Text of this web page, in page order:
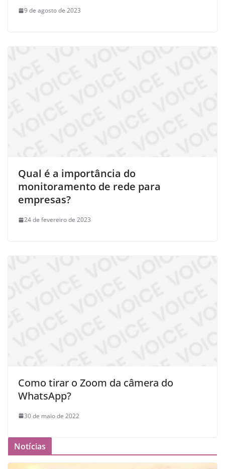
9 de agosto de 2023
Qual é a importância do
monitoramento de rede para
empresas?
24 de fevereiro de 2023
Como tirar o Zoom da câmera do
WhatsApp?
30 de maio de 2022
Notícias